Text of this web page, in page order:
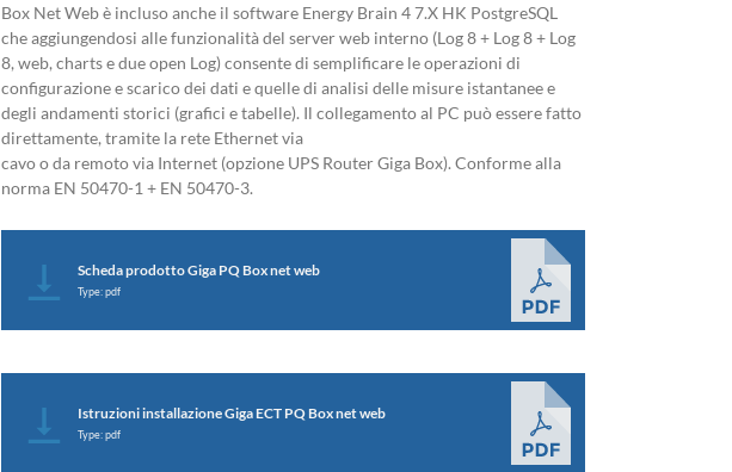
Box Net Web è incluso anche il software Energy Brain 4 7.X HK PostgreSQL
che aggiungendosi alle funzionalità del server web interno (Log 8 + Log 8 + Log
8, web, charts e due open Log) consente di semplificare le operazioni di
configurazione e scarico dei dati e quelle di analisi delle misure istantanee e
degli andamenti storici (grafici e tabelle). Il collegamento al PC può essere fatto
direttamente, tramite la rete Ethernet via
cavo o da remoto via Internet (opzione UPS Router Giga Box). Conforme alla
norma EN 50470-1 + EN 50470-3.
Scheda prodotto Giga PQ Box net web
Type: pdf
Istruzioni installazione Giga ECT PQ Box net web
Type: pdf